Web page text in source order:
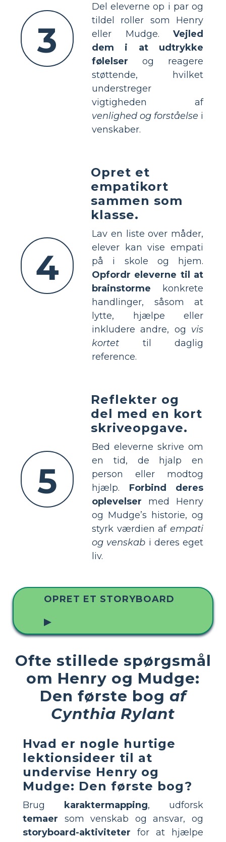
3
Del eleverne op i par og
tildel roller som Henry
eller Mudge. Vejled
dem i at udtrykke
følelser og reagere
støttende, hvilket
understreger
vigtigheden af
venlighed og forståelse i
venskaber.
4
Opret et
empatikort
sammen som
klasse.
Lav en liste over måder,
elever kan vise empati
på i skole og hjem.
Opfordr eleverne til at
brainstorme konkrete
handlinger, såsom at
lytte, hjælpe eller
inkludere andre, og vis
kortet til daglig
reference.
5
Reflekter og
del med en kort
skriveopgave.
Bed eleverne skrive om
en tid, de hjalp en
person eller modtog
hjælp. Forbind deres
oplevelser med Henry
og Mudge’s historie, og
styrk værdien af empati
og venskab i deres eget
liv.
OPRET ET STORYBOARD
▶
Ofte stillede spørgsmål
om Henry og Mudge:
Den første bog af
Cynthia Rylant
Hvad er nogle hurtige
lektionsideer til at
undervise Henry og
Mudge: Den første bog?
Brug karaktermapping, udforsk
temaer som venskab og ansvar, og
storyboard-aktiviteter for at hjælpe